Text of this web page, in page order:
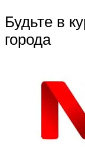
Будьте в
города